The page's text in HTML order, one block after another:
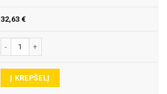
32,63 €
produkto kiekis: 3431 PIRŠTINĖ FREZA
Į KREPŠELĮ